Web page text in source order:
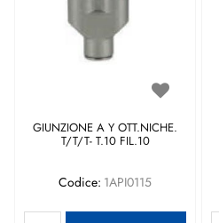
GIUNZIONE A Y OTT.NICHE.
T/T/T- T.10 FIL.10
Codice: 1API0115